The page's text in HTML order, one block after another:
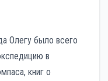
Олегу было всего
в
книг о